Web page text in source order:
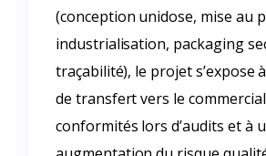
(conception unidose, mise au
industrialisation, packaging
traçabilité), le projet s’expose
de transfert vers le
conformités lors d’audits et à